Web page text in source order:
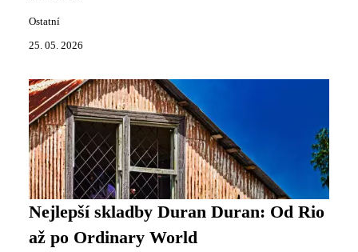
Ostatní
25. 05. 2026
Nejlepší skladby Duran Duran: Od Rio
až po Ordinary World